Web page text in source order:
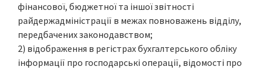
фінансової, бюджетної та іншої звітності
райдержадміністрації в межах повноважень відділу,
передбачених законодавством;
2) відображення в регістрах бухгалтерського обліку
інформації про господарські операції, відомості про